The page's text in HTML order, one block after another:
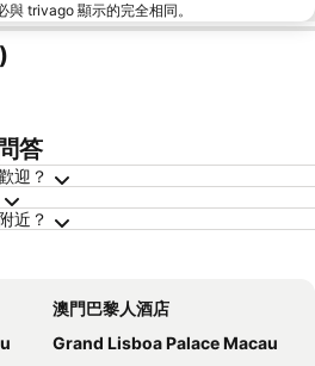
trivago 顯示的完全相同。
答
迎？
近？
澳門巴黎人酒店
Grand Lisboa Palace Macau